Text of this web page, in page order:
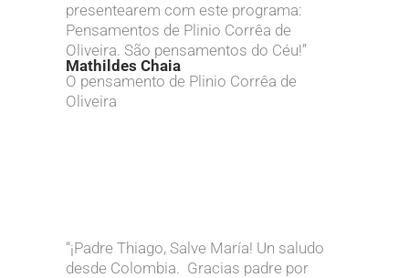
presentearem com este programa:
Pensamentos de Plinio Corrêa de
Oliveira. São pensamentos do Céu!”
Mathildes Chaia
O pensamento de Plinio Corrêa de
Oliveira
“¡Padre Thiago, Salve María! Un saludo
desde Colombia. Gracias padre por